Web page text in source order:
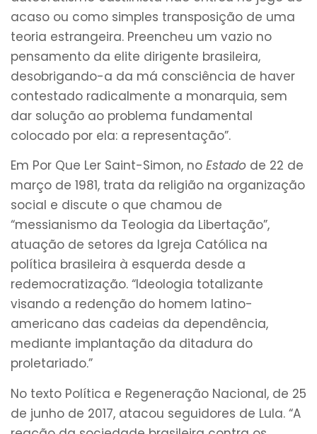
acaso ou como simples transposição de uma
teoria estrangeira. Preencheu um vazio no
pensamento da elite dirigente brasileira,
desobrigando-a da má consciência de haver
contestado radicalmente a monarquia, sem
dar solução ao problema fundamental
colocado por ela: a representação”.
Em Por Que Ler Saint-Simon, no Estado de 22 de
março de 1981, trata da religião na organização
social e discute o que chamou de
“messianismo da Teologia da Libertação”,
atuação de setores da Igreja Católica na
política brasileira à esquerda desde a
redemocratização. “Ideologia totalizante
visando a redenção do homem latino-
americano das cadeias da dependência,
mediante implantação da ditadura do
proletariado.”
No texto Política e Regeneração Nacional, de 25
de junho de 2017, atacou seguidores de Lula. “A